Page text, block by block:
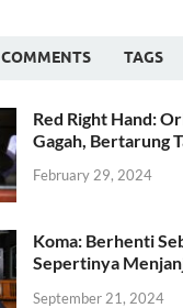
COMMENTS TAGS
Red Right Hand:
Gagah, Bertarung
February 29, 2024
Koma: Berhenti
Sepertinya
September 21, 2024